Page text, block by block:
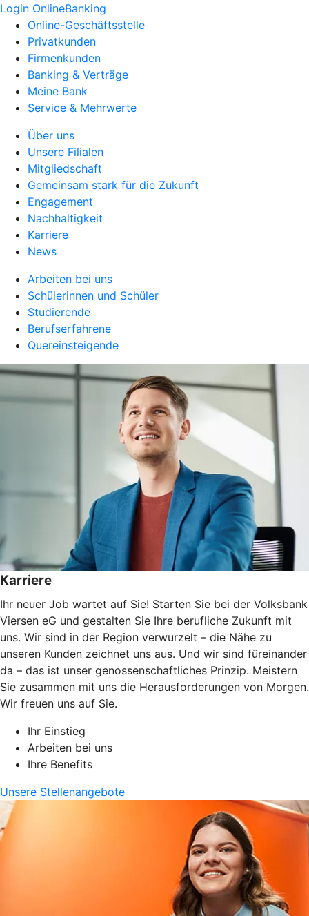
Login OnlineBanking
Online-Geschäftsstelle
Privatkunden
Firmenkunden
Banking & Verträge
Meine Bank
Service & Mehrwerte
Über uns
Unsere Filialen
Mitgliedschaft
Gemeinsam stark für die Zukunft
Engagement
Nachhaltigkeit
Karriere
News
Arbeiten bei uns
Schülerinnen und Schüler
Studierende
Berufserfahrene
Quereinsteigende
Karriere
Ihr neuer Job wartet auf Sie! Starten Sie bei der Volksbank
Viersen eG und gestalten Sie Ihre berufliche Zukunft mit
uns. Wir sind in der Region verwurzelt – die Nähe zu
unseren Kunden zeichnet uns aus. Und wir sind füreinander
da – das ist unser genossenschaftliches Prinzip. Meistern
Sie zusammen mit uns die Herausforderungen von Morgen.
Wir freuen uns auf Sie.
Ihr Einstieg
Arbeiten bei uns
Ihre Benefits
Unsere Stellenangebote